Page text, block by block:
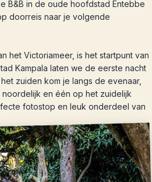
B&B in de oude hoofdstad Entebbe
doorreis naar je volgende
het Victoriameer, is het startpunt van
Kampala laten we de eerste nacht
zuiden kom je langs de evenaar,
en één op het zuidelijk
fotostop en leuk onderdeel van